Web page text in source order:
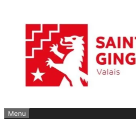
contenu
Menu